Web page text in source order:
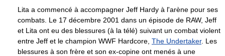
Lita a commencé à accompagner Jeff Hardy à l'arène pour ses
combats. Le 17 décembre 2001 dans un épisode de RAW, Jeff
et Lita ont eu des blessures (à la télé) suivant un combat violent
entre Jeff et le champion WWF Hardcore, The Undertaker. Les
blessures à son frère et son ex-copine ont menés à une